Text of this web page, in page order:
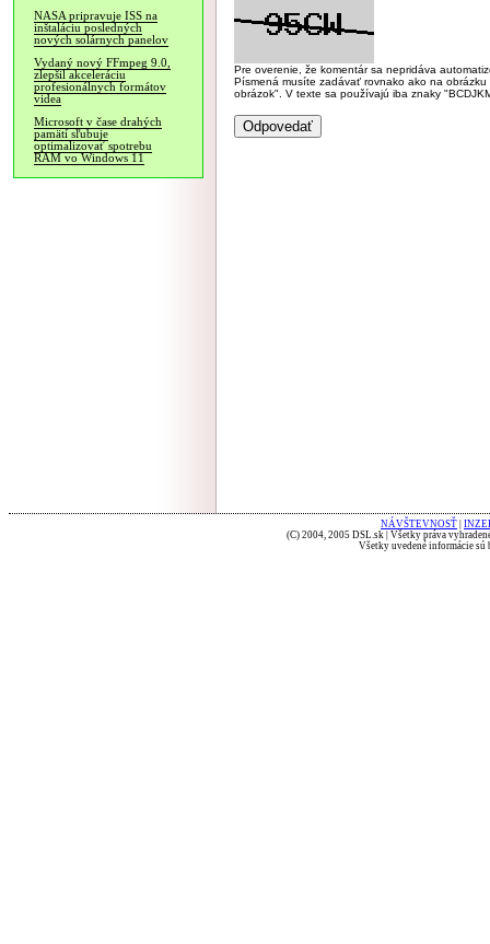
NASA pripravuje ISS na
inštaláciu posledných
nových solárnych panelov
Vydaný nový FFmpeg 9.0,
zlepšil akceleráciu
profesionálnych formátov
videa
Microsoft v čase drahých
pamätí sľubuje
optimalizovať spotrebu
RAM vo Windows 11
Pre overenie, že komentár sa nepridáva
Písmená musíte zadávať rovnako ako na
obrázok". V texte sa používajú iba znaky
NÁVŠTEVNOSŤ
(C) 2004, 2005 DSL.sk | Všetky práva
Všetky uvedené informácie sú